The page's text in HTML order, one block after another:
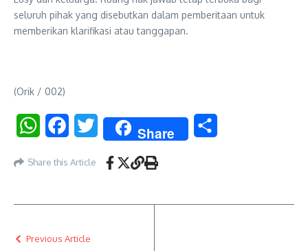
seluruh pihak yang disebutkan dalam pemberitaan untuk
memberikan klarifikasi atau tanggapan.
(Orik / 002)
WhatsAppFacebookTwitter Share
Share this Article
Previous Article